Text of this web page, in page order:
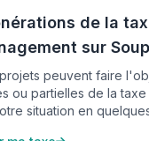
de la
sur
peuvent faire
ou partielles de la
situation en